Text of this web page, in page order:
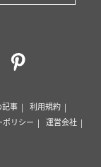
記事
利用規約
ポリシー
運営会社